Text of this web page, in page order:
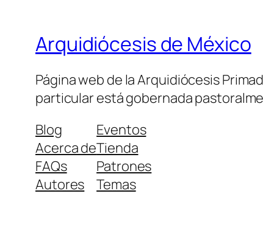
Arquidiócesis de México
Página web de la Arquidiócesis
particular está gobernada
Blog
Acerca de
FAQs
Autores
Eventos
Tienda
Patrones
Temas